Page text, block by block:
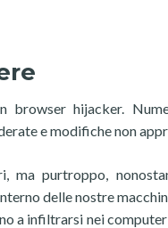
hijacker.
e modifiche non
ma purtroppo,
delle nostre
a infiltrarsi nei